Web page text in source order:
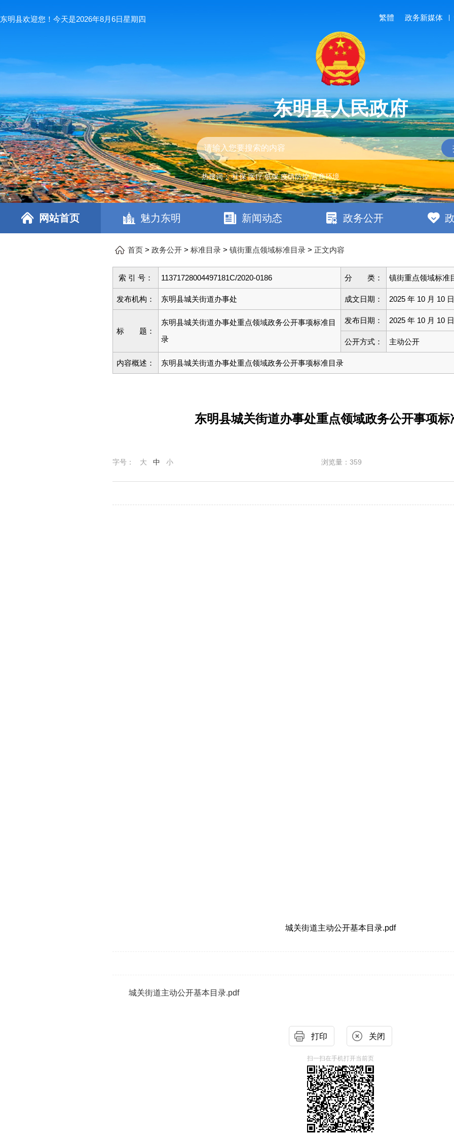
东明县欢迎您！今天是2026年8月6日星期四 繁體 政务新媒体
东明县人民政府
热搜词： 社保 医疗 低保 疫情防控 营商环境
网站首页 魅力东明 新闻动态 政务公开
首页> 政务公开> 标准目录> 镇街重点领域标准目录> 正文内容
索 引 号： 11371728004497181C/2020-0186 分 类： 镇街重点领域标准
发布机构： 东明县城关街道办事处 成文日期： 2025 年 10 月 10 日
标 题：
东明县城关街道办事处重点领域政务公开事项标准目
录
发布日期： 2025 年 10 月 10 日
公开方式： 主动公开
内容概述： 东明县城关街道办事处重点领域政务公开事项标准目录
东明县城关街道办事处重点领域政务公开事项标
字号： 大 中 小 浏览量： 359
城关街道主动公开基本目录.pdf
城关街道主动公开基本目录.pdf
打印 关闭
扫一扫在手机打开当前页